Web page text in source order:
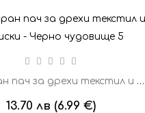
Бродиран пач за дрехи текстил и тениски - Черно чудовище 5
13.70 лв (6.99 €)